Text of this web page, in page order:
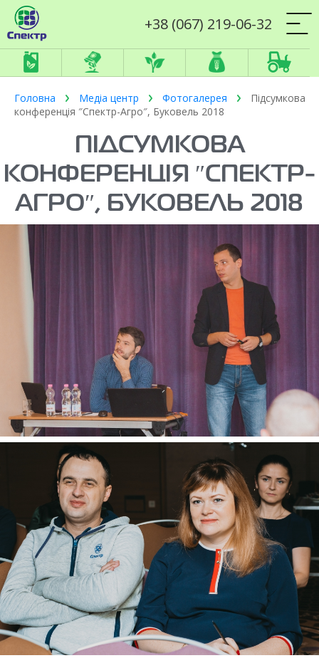
+38 (067) 219-06-32
Головна Медіа центр Фотогалерея
Підсумкова
конференція ″Спектр-Агро″, Буковель 2018
ПІДСУМКОВА
КОНФЕРЕНЦІЯ ″СПЕКТР-
АГРО″, БУКОВЕЛЬ 2018